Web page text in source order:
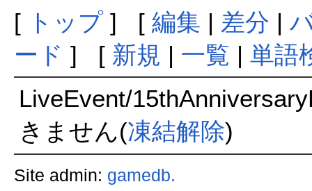
[ トップ] [ 編集 | 差分 |
ード ] [ 新規 | 一覧 | 単語
LiveEvent/
きません(凍結解除)
Site admin: gamedb.